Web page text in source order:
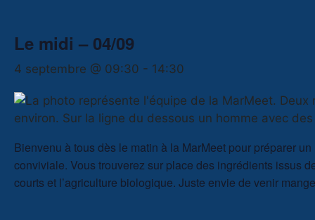
Le midi – 04/09
4 septembre @ 09:30 - 14:30
Bienvenu à tous dès le matin à la MarMeet pour préparer
conviviale. Vous trouverez sur place des ingrédients issus
courts et l’agriculture biologique. Juste envie de venir